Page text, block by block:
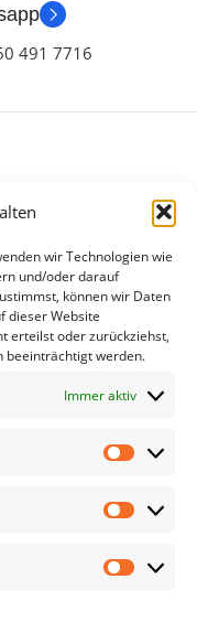
wir Technologien wie
und/oder darauf
können wir Daten
dieser Website
erteilst oder zurückziehst,
beeinträchtigt werden.
Immer aktiv
491 7716